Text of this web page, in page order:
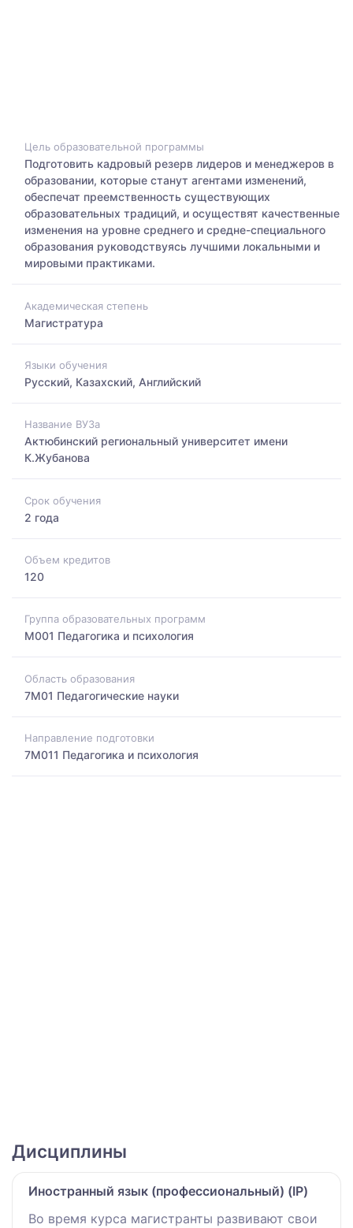
Цель образовательной программы
Подготовить кадровый резерв лидеров и менеджеров в
образовании, которые станут агентами изменений,
обеспечат преемственность существующих
образовательных традиций, и осуществят качественные
изменения на уровне среднего и средне-специального
образования руководствуясь лучшими локальными и
мировыми практиками.
Академическая степень
Магистратура
Языки обучения
Русский, Казахский, Английский
Название ВУЗа
Актюбинский региональный университет имени
К.Жубанова
Срок обучения
2 года
Объем кредитов
120
Группа образовательных программ
M001 Педагогика и психология
Область образования
7M01 Педагогические науки
Направление подготовки
7M011 Педагогика и психология
Дисциплины
Иностранный язык (профессиональный) (IP)
Во время курса магистранты развивают свои